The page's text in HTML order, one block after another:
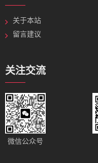
关于本站
留言建议
关注交流
微信公众号